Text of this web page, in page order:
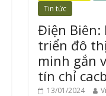
Tin tức
Điện Biên:
triển đô
minh gắn
tín chỉ
13/01/2024